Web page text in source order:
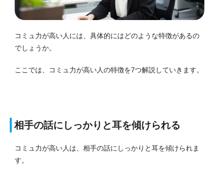
コミュ力が高い人には、具体的にはどのような特徴があるの
でしょうか。
ここでは、コミュ力が高い人の特徴を7つ解説していきます。
相手の話にしっかりと耳を傾けられる
コミュ力が高い人は、相手の話にしっかりと耳を傾けられま
す。